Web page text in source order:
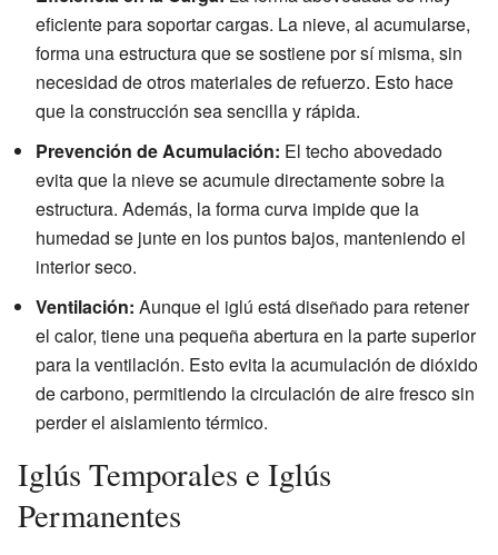
eficiente para soportar cargas. La nieve, al acumularse,
forma una estructura que se sostiene por sí misma, sin
necesidad de otros materiales de refuerzo. Esto hace
que la construcción sea sencilla y rápida.
Prevención de Acumulación: El techo abovedado
evita que la nieve se acumule directamente sobre la
estructura. Además, la forma curva impide que la
humedad se junte en los puntos bajos, manteniendo el
interior seco.
Ventilación: Aunque el iglú está diseñado para retener
el calor, tiene una pequeña abertura en la parte superior
para la ventilación. Esto evita la acumulación de dióxido
de carbono, permitiendo la circulación de aire fresco sin
perder el aislamiento térmico.
Iglús Temporales e Iglús
Permanentes